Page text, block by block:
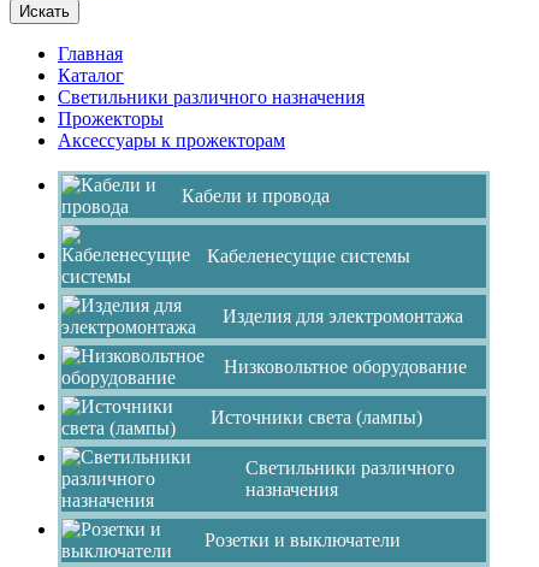
Искать
Главная
Каталог
Светильники различного назначения
Прожекторы
Аксессуары к прожекторам
Кабели и провода
Кабеленесущие системы
Изделия для электромонтажа
Низковольтное оборудование
Источники света (лампы)
Светильники различного
назначения
Розетки и выключатели